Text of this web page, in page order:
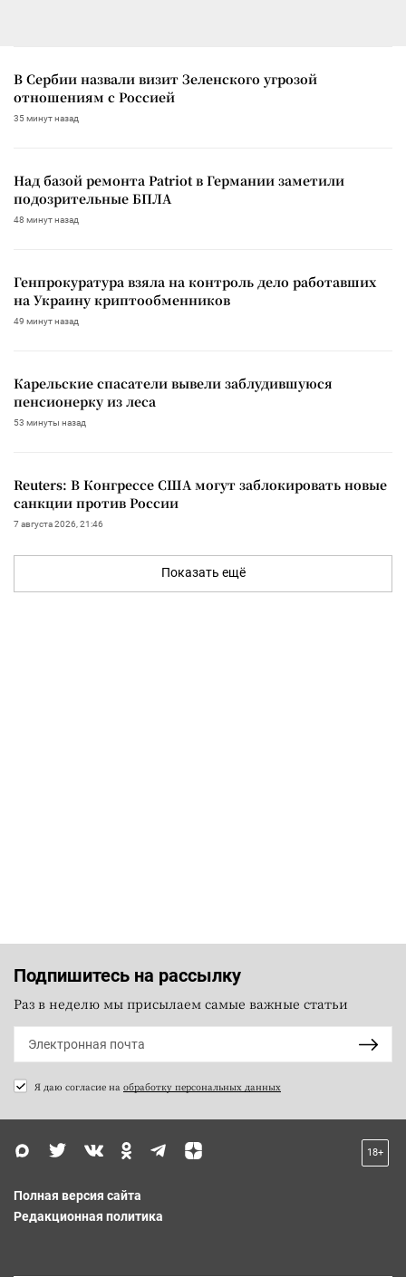
В Сербии назвали визит Зеленского угрозой
отношениям с Россией
35 минут назад
Над базой ремонта Patriot в Германии заметили
подозрительные БПЛА
48 минут назад
Генпрокуратура взяла на контроль дело работавших
на Украину криптообменников
49 минут назад
Карельские спасатели вывели заблудившуюся
пенсионерку из леса
53 минуты назад
Reuters: В Конгрессе США могут заблокировать новые
санкции против России
7 августа 2026, 21:46
Показать ещё
Подпишитесь на рассылку
Раз в неделю мы присылаем самые важные статьи
Я даю согласие на обработку персональных данных
18+
Полная версия сайта
Редакционная политика